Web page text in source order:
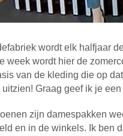
wordt elk halfjaar
week wordt hier de
van de kleding die op
Graag geef ik je
zijn damespakken
en in de winkels. Ik ben